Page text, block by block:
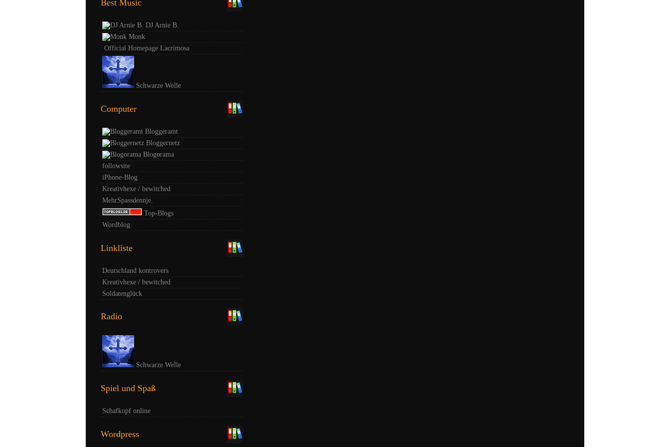
Best Music
DJ Arnie B.
Monk
Official Homepage Lacrimosa
Schwarze Welle
Computer
Bloggeramt
Bloggernetz
Blogorama
followsite
iPhone-Blog
Kreativhexe / bewitched
MehrSpassdennje.
Top-Blogs
Wordblog
Linkliste
Deutschland kontrovers
Kreativhexe / bewitched
Soldatenglück
Radio
Schwarze Welle
Spiel und Spaß
Schafkopf online
Wordpress